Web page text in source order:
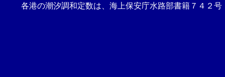
各港の潮汐調和定数は、海上保安庁水路部書籍７４２